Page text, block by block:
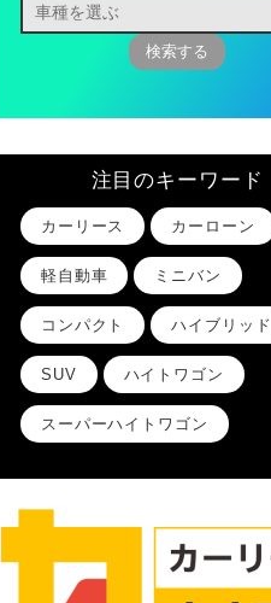
注目のキーワード
カーリース カーローン
軽自動車 ミニバン
コンパクト ハイブリッド
SUV ハイトワゴン
スーパーハイトワゴン